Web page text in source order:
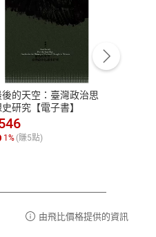
12:00、
例假日休息)
後的天空：臺灣政治思
研究【電子書】
1% (賺5點)
由飛比價格提供的資訊